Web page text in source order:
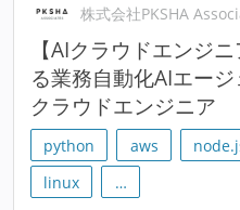
株式会社PKSHA
【AIクラウドエンジ
る業務自動化AIエー
クラウドエンジニア
python aws
linux
…